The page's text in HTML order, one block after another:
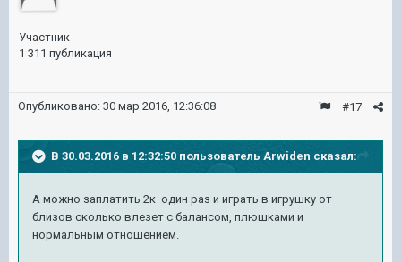
Участник
1 311 публикация
#17
Опубликовано: 30 мар 2016, 12:36:08
В 30.03.2016 в 12:32:50 пользователь Arwiden сказал:
А можно заплатить 2к один раз и играть в игрушку от
близов сколько влезет с балансом, плюшками и
нормальным отношением.